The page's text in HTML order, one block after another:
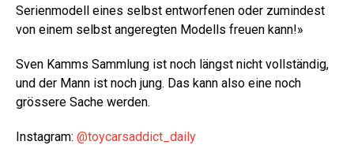
Serienmodell eines selbst entworfenen oder zumindest
von einem selbst angeregten Modells freuen kann!»
Sven Kamms Sammlung ist noch längst nicht vollständig,
und der Mann ist noch jung. Das kann also eine noch
grössere Sache werden.
Instagram: @toycarsaddict_daily